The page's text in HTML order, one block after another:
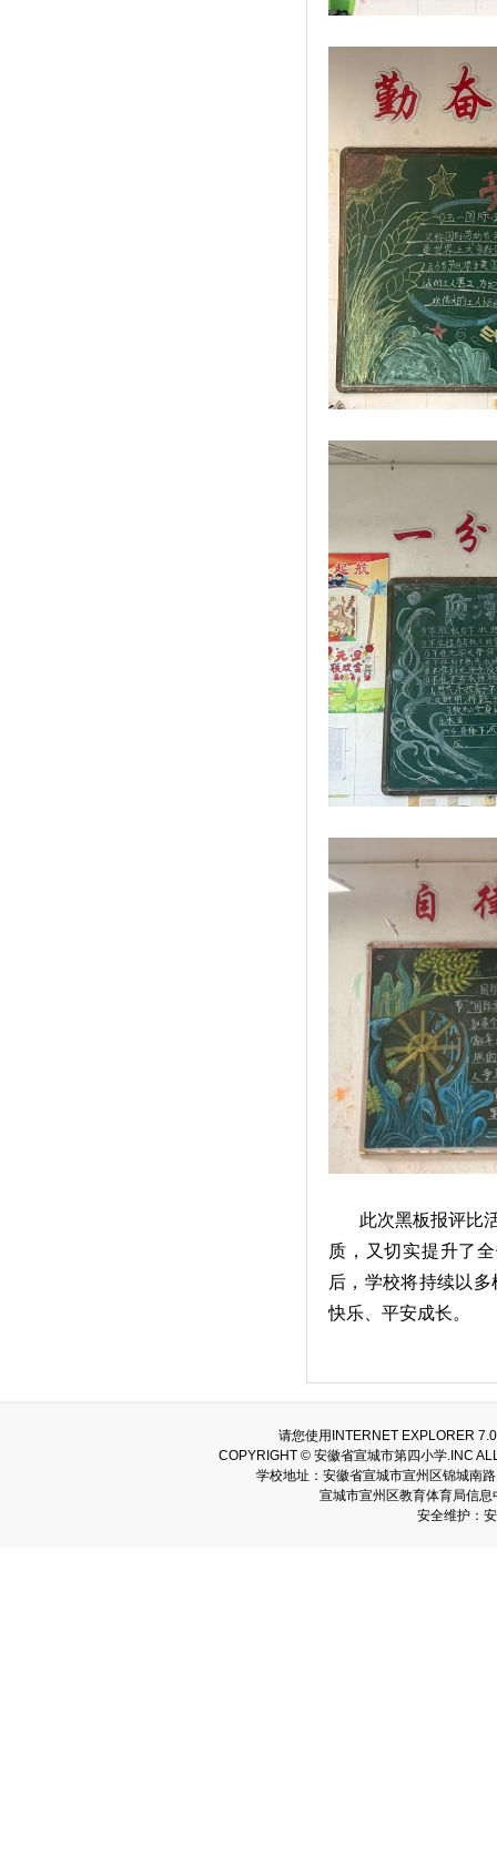
此次黑板报评比
质，又切实提升了
后，学校将持续以
快乐、平安成长。
请您使用INTERNET EXPLORER
COPYRIGHT © 安徽省宣城市第四小学.INC
学校地址：安徽省宣城市宣州区锦城南
宣城市宣州区教育体育局信
安全维护：